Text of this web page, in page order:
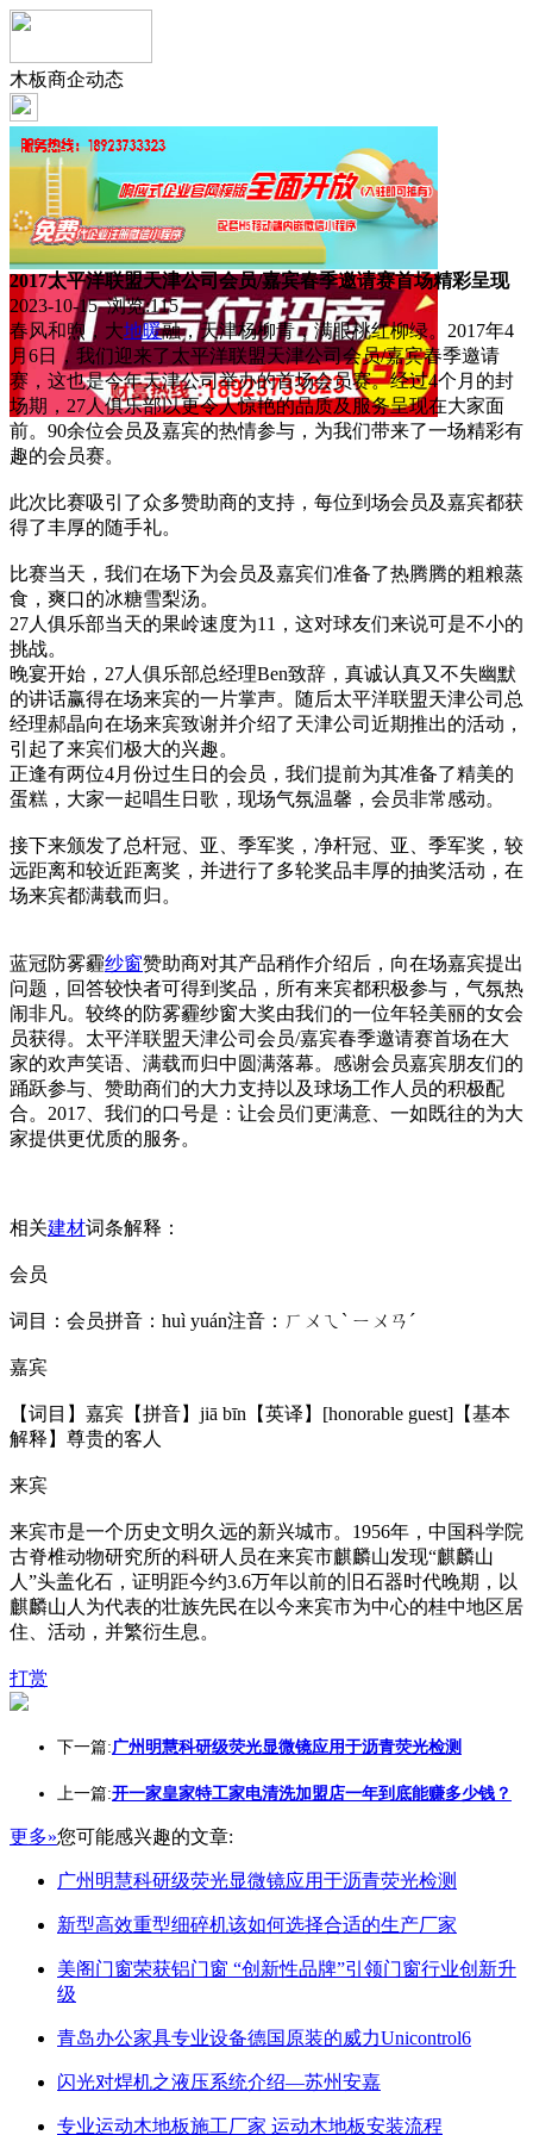
木板商企动态
2017太平洋联盟天津公司会员/嘉宾春季邀请赛首场精彩呈现
2023-10-15 浏览:115
春风和煦，大地暖融，天津杨柳青，满眼桃红柳绿。2017年4
月6日，我们迎来了太平洋联盟天津公司会员/嘉宾春季邀请
赛，这也是今年天津公司举办的首场会员赛。经过4个月的封
场期，27人俱乐部以更令人惊艳的品质及服务呈现在大家面
前。90余位会员及嘉宾的热情参与，为我们带来了一场精彩有
趣的会员赛。
此次比赛吸引了众多赞助商的支持，每位到场会员及嘉宾都获
得了丰厚的随手礼。
比赛当天，我们在场下为会员及嘉宾们准备了热腾腾的粗粮蒸
食，爽口的冰糖雪梨汤。
27人俱乐部当天的果岭速度为11，这对球友们来说可是不小的
挑战。
晚宴开始，27人俱乐部总经理Ben致辞，真诚认真又不失幽默
的讲话赢得在场来宾的一片掌声。随后太平洋联盟天津公司总
经理郝晶向在场来宾致谢并介绍了天津公司近期推出的活动，
引起了来宾们极大的兴趣。
正逢有两位4月份过生日的会员，我们提前为其准备了精美的
蛋糕，大家一起唱生日歌，现场气氛温馨，会员非常感动。
接下来颁发了总杆冠、亚、季军奖，净杆冠、亚、季军奖，较
远距离和较近距离奖，并进行了多轮奖品丰厚的抽奖活动，在
场来宾都满载而归。
蓝冠防雾霾纱窗赞助商对其产品稍作介绍后，向在场嘉宾提出
问题，回答较快者可得到奖品，所有来宾都积极参与，气氛热
闹非凡。较终的防雾霾纱窗大奖由我们的一位年轻美丽的女会
员获得。太平洋联盟天津公司会员/嘉宾春季邀请赛首场在大
家的欢声笑语、满载而归中圆满落幕。感谢会员嘉宾朋友们的
踊跃参与、赞助商们的大力支持以及球场工作人员的积极配
合。2017、我们的口号是：让会员们更满意、一如既往的为大
家提供更优质的服务。
相关建材词条解释：
会员
词目：会员拼音：huì yuán注音：ㄏㄨㄟˋ ㄧㄨㄢˊ
嘉宾
【词目】嘉宾【拼音】jiā bīn【英译】[honorable guest]【基本
解释】尊贵的客人
来宾
来宾市是一个历史文明久远的新兴城市。1956年，中国科学院
古脊椎动物研究所的科研人员在来宾市麒麟山发现“麒麟山
人”头盖化石，证明距今约3.6万年以前的旧石器时代晚期，以
麒麟山人为代表的壮族先民在以今来宾市为中心的桂中地区居
住、活动，并繁衍生息。
打赏
下一篇:广州明慧科研级荧光显微镜应用于沥青荧光检测
上一篇:开一家皇家特工家电清洗加盟店一年到底能赚多少钱？
更多»您可能感兴趣的文章:
广州明慧科研级荧光显微镜应用于沥青荧光检测
新型高效重型细碎机该如何选择合适的生产厂家
美阁门窗荣获铝门窗 “创新性品牌”引领门窗行业创新升
级
青岛办公家具专业设备德国原装的威力Unicontrol6
闪光对焊机之液压系统介绍—苏州安嘉
专业运动木地板施工厂家 运动木地板安装流程